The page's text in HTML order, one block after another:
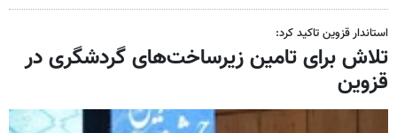
استاندار قزوین تاکید کرد:
تلاش برای تامین زیرساخت‌های گردشگری در
قزوین